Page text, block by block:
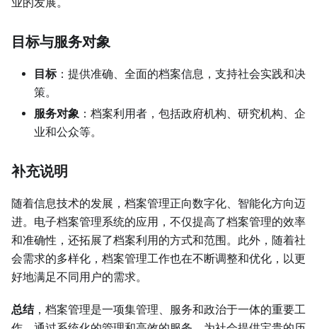
目标与服务对象
目标：提供准确、全面的档案信息，支持社会实践和决
策。
服务对象 ：档案利用者，包括政府机构、研究机构、企
业和公众等。
补充说明
随着信息技术的发展，档案管理正向数字化、智能化方向迈
进。电子档案管理系统的应用，不仅提高了档案管理的效率
和准确性，还拓展了档案利用的方式和范围。此外，随着社
会需求的多样化，档案管理工作也在不断调整和优化，以更
好地满足不同用户的需求。
总结，档案管理是一项集管理、服务和政治于一体的重要工